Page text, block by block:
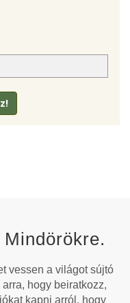
vessen a világot sújtó
hogy beiratkozz,
kapni arról, hogy